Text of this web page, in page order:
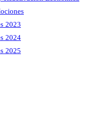
2023
2024
2025